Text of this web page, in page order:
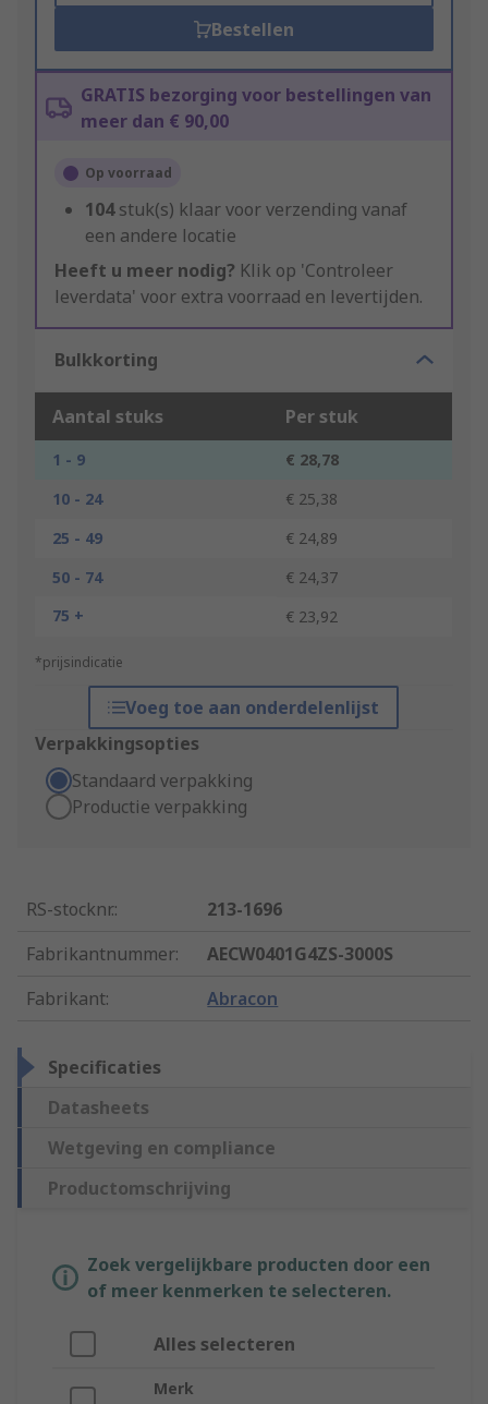
Bestellen
GRATIS bezorging voor bestellingen van
meer dan € 90,00
Op voorraad
104stuk(s) klaar voor verzending vanaf
een andere locatie
Heeft u meer nodig? Klik op 'Controleer
leverdata' voor extra voorraad en levertijden.
Bulkkorting
Aantal stuks Per stuk
1 - 9
€ 28,78
10 - 24
€ 25,38
25 - 49
€ 24,89
50 - 74
€ 24,37
75 +
€ 23,92
*prijsindicatie
Voeg toe aan onderdelenlijst
Verpakkingsopties
Standaard verpakking
Productie verpakking
RS-stocknr.:
213-1696
Fabrikantnummer:
AECW0401G4ZS-3000S
Fabrikant: Abracon
Specificaties
Datasheets
Wetgeving en compliance
Productomschrijving
Zoek vergelijkbare producten door een
of meer kenmerken te selecteren.
Alles selecteren
Merk